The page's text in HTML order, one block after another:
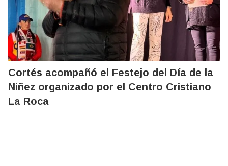
Cortés acompañó el Festejo del Día de la
Niñez organizado por el Centro Cristiano
La Roca